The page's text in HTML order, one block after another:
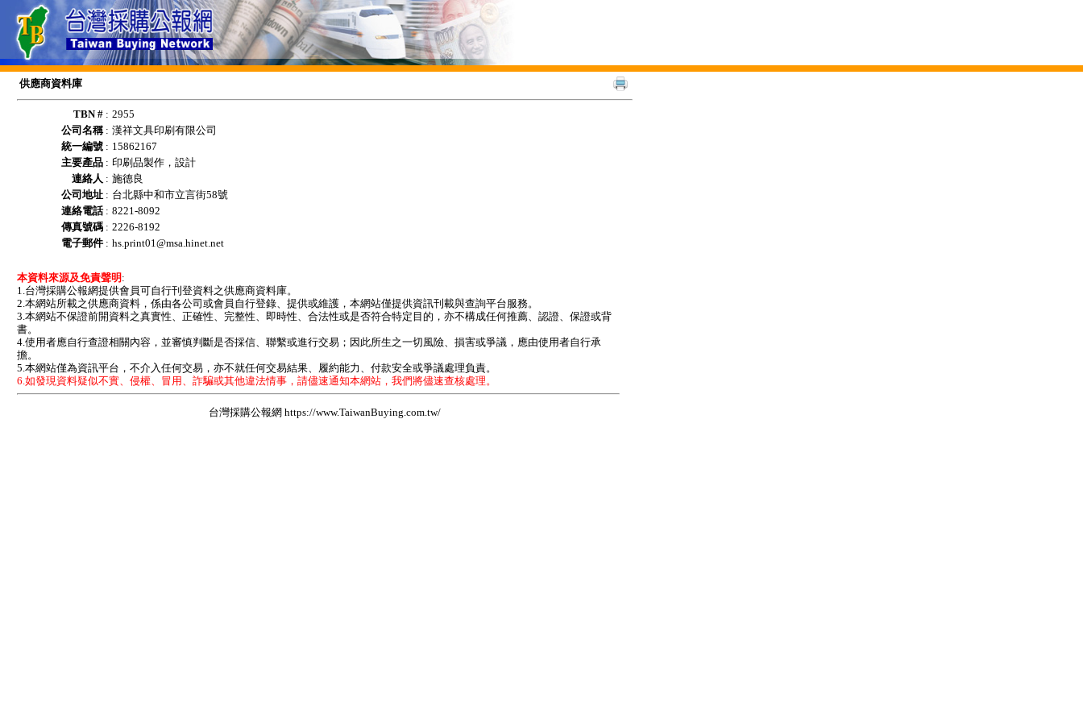
供應商資料庫
TBN # : 2955
公司名稱: 漢祥文具印刷有限公司
統一編號 : 15862167
主要產品 : 印刷品製作，設計
連絡人 : 施德良
公司地址 : 台北縣中和市立言街58號
連絡電話: 8221-8092
傳真號碼 : 2226-8192
電子郵件 : hs.print01@msa.hinet.net
本資料來源及免責聲明 :
1.台灣採購公報網提供會員可自行刊登資料之供應商資料庫。
2.本網站所載之供應商資料，係由各公司或會員自行登錄、提供或維護，本網站僅提供資訊刊載與查詢平台服務。
3.本網站不保證前開資料之真實性、正確性、完整性、即時性、合法性或是否符合特定目的，亦不構成任何推薦、認證、保證或背
書。
4.使用者應自行查證相關內容，並審慎判斷是否採信、聯繫或進行交易；因此所生之一切風險、損害或爭議，應由使用者自行承
擔。
5.本網站僅為資訊平台，不介入任何交易，亦不就任何交易結果、履約能力、付款安全或爭議處理負責。
6.如發現資料疑似不實、侵權、冒用、詐騙或其他違法情事，請儘速通知本網站，我們將儘速查核處理。
台灣採購公報網 https://www.TaiwanBuying.com.tw/